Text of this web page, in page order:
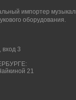
импортер
оборудования.
вход 3
21